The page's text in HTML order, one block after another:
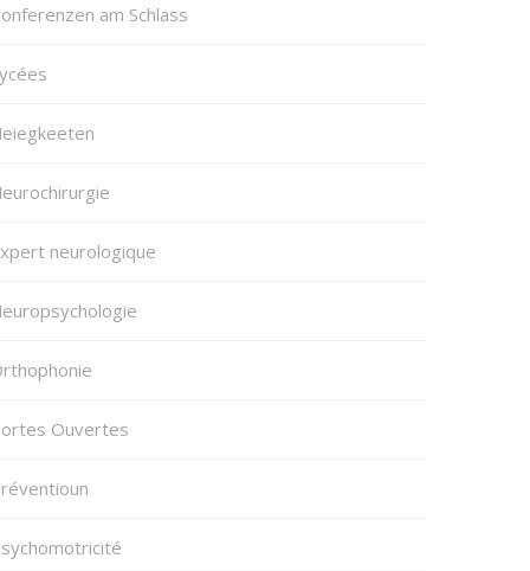
am Schlass
neurologique
Ouvertes